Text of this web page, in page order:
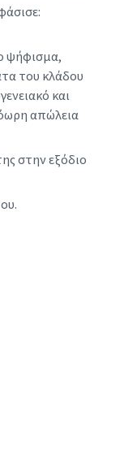
ψήφισμα,
του κλάδου
και
απώλεια
στην εξόδιο